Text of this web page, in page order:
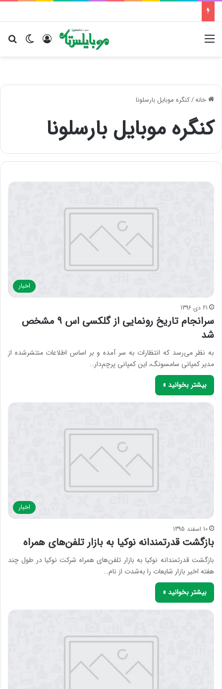
تغییر ورود
خانه/کنگره موبایل بارسلونا
کنگره موبایل بارسلونا
اخبار
21 دی 1396
سرانجام تاریخ رونمایی از گلکسی اس ۹ مشخص
شد
به نظر می‌رسد که انتظارات به سر آمده و بر اساس اطلاعات منتشرشده از
مدیر کمپانی سامسونگ، این کمپانی پرچم‌دار…
بیشتر بخوانید »
اخبار
10 اسفند 1395
بازگشت قدرتمندانه نوکیا به بازار تلفن‌های همراه
بازگشت قدرتمندانه نوکیا به بازار تلفن‌های همراه شرکت نوکیا در طول چند
هفته اخیر بازار شایعات را به‌شدت از نام…
بیشتر بخوانید »